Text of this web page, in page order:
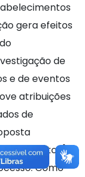
gera efeitos
de
e de eventos
atribuições
de
a
Como